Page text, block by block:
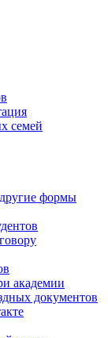
семей
формы
академии
документов